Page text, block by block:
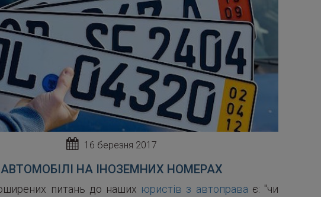
16 березня 2017
АВТОМОБІЛІ НА ІНОЗЕМНИХ НОМЕРАХ
питань до наших юристів з автоправа є: "чи